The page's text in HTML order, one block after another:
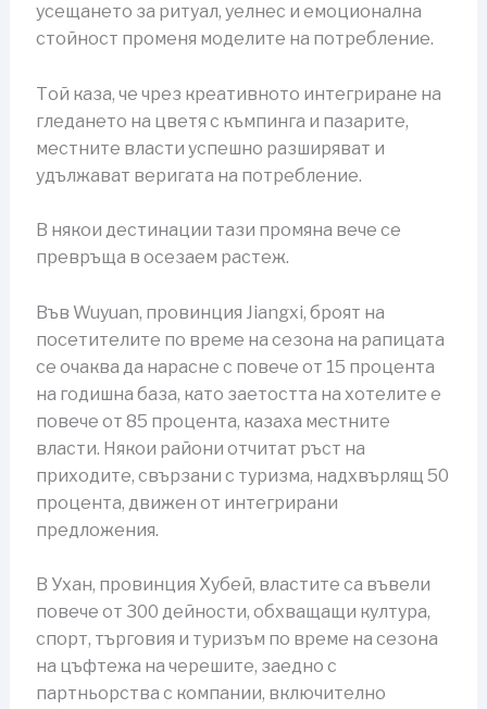
усещането за ритуал, уелнес и емоционална
стойност променя моделите на потребление.
Той каза, че чрез креативното интегриране на
гледането на цветя с къмпинга и пазарите,
местните власти успешно разширяват и
удължават веригата на потребление.
В някои дестинации тази промяна вече се
превръща в осезаем растеж.
Във Wuyuan, провинция Jiangxi, броят на
посетителите по време на сезона на рапицата
се очаква да нарасне с повече от 15 процента
на годишна база, като заетостта на хотелите е
повече от 85 процента, казаха местните
власти. Някои райони отчитат ръст на
приходите, свързани с туризма, надхвърлящ 50
процента, движен от интегрирани
предложения.
В Ухан, провинция Хубей, властите са въвели
повече от 300 дейности, обхващащи култура,
спорт, търговия и туризъм по време на сезона
на цъфтежа на черешите, заедно с
партньорства с компании, включително